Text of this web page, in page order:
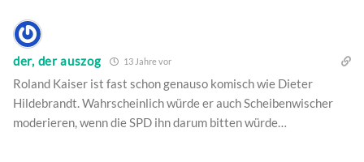
der, der auszog 13 Jahre vor
Roland Kaiser ist fast schon genauso komisch wie Dieter
Hildebrandt. Wahrscheinlich würde er auch Scheibenwischer
moderieren, wenn die SPD ihn darum bitten würde…